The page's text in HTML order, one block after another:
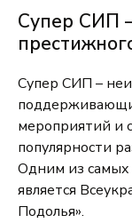
Супер СИП
Супер СИП –
мероприятий и
популярности
Одним из
является
Подолья».